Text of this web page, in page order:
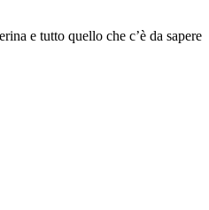
e tutto quello che c’è da sapere